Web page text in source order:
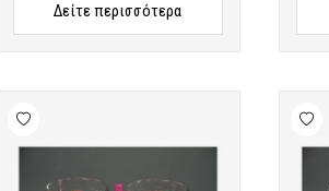
Δείτε περισσότερα